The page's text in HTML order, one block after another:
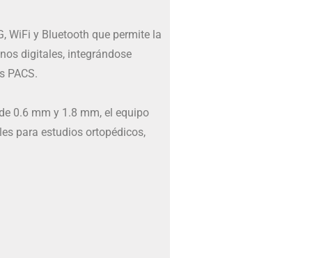
WiFi y Bluetooth que permite la
digitales, integrándose
PACS.
0.6 mm y 1.8 mm, el equipo
para estudios ortopédicos,